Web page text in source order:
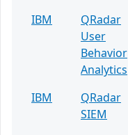
IBM
QRadar
User
Behavior
Analytics
IBM
QRadar
SIEM